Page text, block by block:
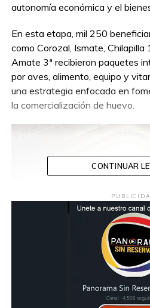
autonomía económica y el
En esta etapa, mil 250
como Corozal, Ismate, Chilapilla
Amate 3ª recibieron paquetes
por aves, alimento, equipo y
una estrategia enfocada en
la comercialización de huevo.
Durante el evento, la presidenta
CONTINUAR